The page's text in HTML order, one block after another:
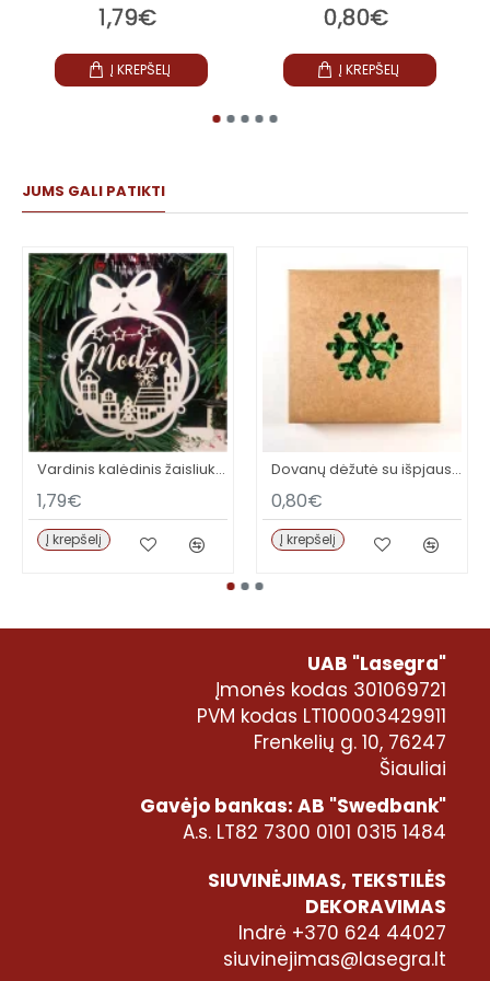
1,79€
Į KREPŠELĮ
0,80€
Į KREPŠELĮ
JUMS GALI PATIKTI
Vardinis kalėdinis žaisliukas
1,79€
Į krepšelį
Dovanų dėžutė su išpjaustytu simboliu
0,80€
Į krepšelį
UAB "Lasegra"
Įmonės kodas 301069721
PVM kodas LT100003429911
Frenkelių g. 10, 76247
Šiauliai
Gavėjo bankas: AB "Swedbank"
A.s. LT82 7300 0101 0315 1484
SIUVINĖJIMAS, TEKSTILĖS
DEKORAVIMAS
Indrė +370 624 44027
siuvinejimas@lasegra.lt